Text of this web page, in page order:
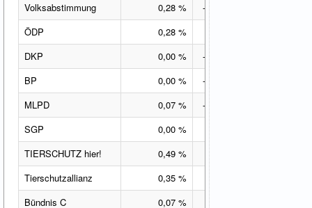
Volksabstimmung
0,28 %
-0,04 %-Pkt.
ÖDP
0,28 %
0,04 %-Pkt.
DKP
0,00 %
-0,24 %-Pkt.
BP
0,00 %
-0,08 %-Pkt.
MLPD
0,07 %
-0,01 %-Pkt.
SGP
0,00 %
0,00 %-Pkt.
TIERSCHUTZ hier!
0,49 %
0,49 %-Pkt.
Tierschutzallianz
0,35 %
0,35 %-Pkt.
Bündnis C
0,07 %
0,07 %-Pkt.